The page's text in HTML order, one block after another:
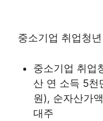
중소기업 취업청
중소기업 취업
산 연 소득 5천
원), 순자산가
대주